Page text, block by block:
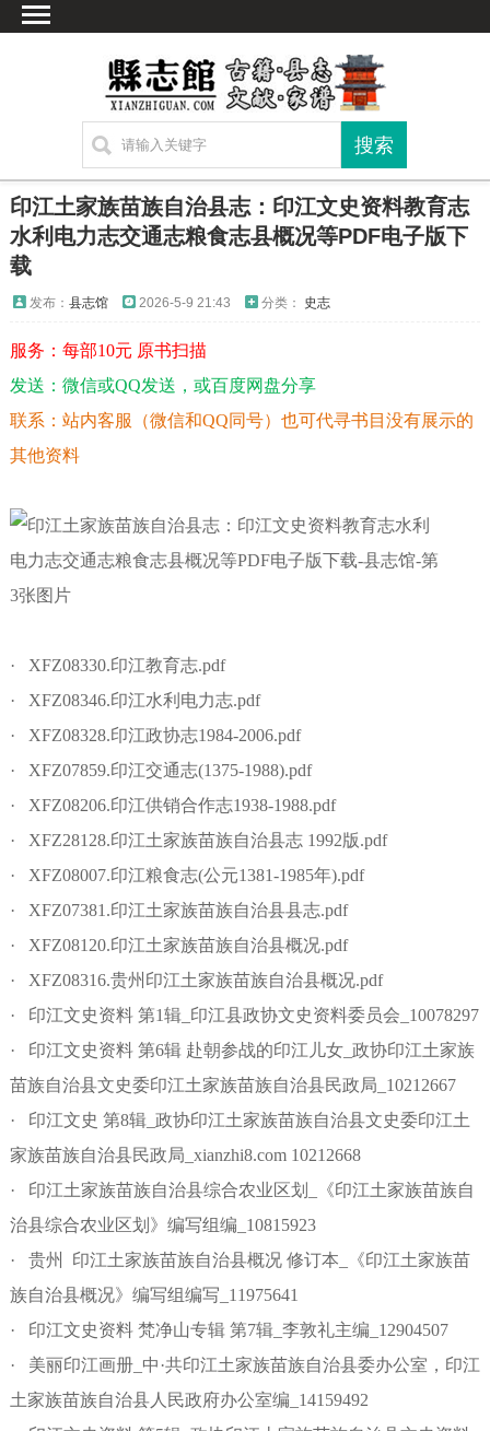
方志
古籍
新编方志
联系方式
网站声明
印江土家族苗族自治县志：印江文史资料教育志
水利电力志交通志粮食志县概况等PDF电子版下
载
发布： 县志馆 2026-5-9 21:43 分类： 史志
服务：每部10元 原书扫描
发送：微信或QQ发送，或百度网盘分享
联系：站内客服（微信和QQ同号）也可代寻书目没有展示的
其他资料
· XFZ08330.印江教育志.pdf
· XFZ08346.印江水利电力志.pdf
· XFZ08328.印江政协志1984-2006.pdf
· XFZ07859.印江交通志(1375-1988).pdf
· XFZ08206.印江供销合作志1938-1988.pdf
· XFZ28128.印江土家族苗族自治县志 1992版.pdf
· XFZ08007.印江粮食志(公元1381-1985年).pdf
· XFZ07381.印江土家族苗族自治县县志.pdf
· XFZ08120.印江土家族苗族自治县概况.pdf
· XFZ08316.贵州印江土家族苗族自治县概况.pdf
· 印江文史资料 第1辑_印江县政协文史资料委员会_10078297
· 印江文史资料 第6辑 赴朝参战的印江儿女_政协印江土家族
苗族自治县文史委印江土家族苗族自治县民政局_10212667
· 印江文史 第8辑_政协印江土家族苗族自治县文史委印江土
家族苗族自治县民政局_xianzhi8.com 10212668
· 印江土家族苗族自治县综合农业区划_《印江土家族苗族自
治县综合农业区划》编写组编_10815923
· 贵州 印江土家族苗族自治县概况 修订本_《印江土家族苗
族自治县概况》编写组编写_11975641
· 印江文史资料 梵净山专辑 第7辑_李敦礼主编_12904507
· 美丽印江画册_中·共印江土家族苗族自治县委办公室，印江
土家族苗族自治县人民政府办公室编_14159492